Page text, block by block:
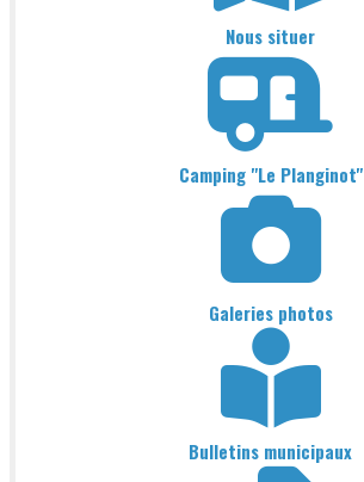
Nous situer
Camping "Le Planginot"
Galeries photos
Bulletins municipaux